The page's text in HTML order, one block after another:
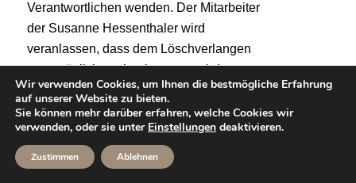
Verantwortlichen wenden. Der Mitarbeiter
der Susanne Hessenthaler wird
veranlassen, dass dem Löschverlangen
unverzüglich nachgekommen wird.
Wurden die personenbezogenen Daten
von der Susanne Hessenthaler öffentlich
gemacht und ist unser Unternehmen als
Verantwortlicher gemäß Art. 17 Abs. 1
Wir verwenden Cookies, um Ihnen die bestmögliche Erfahrung
auf unserer Website zu bieten.
Sie können mehr darüber erfahren, welche Cookies wir
verwenden, oder sie unter Einstellungen deaktivieren.
Zustimmen Ablehnen